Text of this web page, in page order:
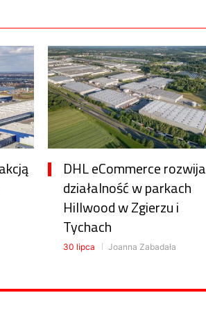
DHL eCommerce rozwija
działalność w parkach
Hillwood w Zgierzu i
Tychach
30 lipca Joanna Zabadała